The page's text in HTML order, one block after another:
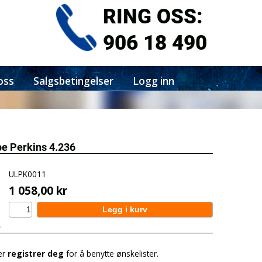
RING OSS:
906 18 490
Salgsbetingelser Logg inn
Perkins 4.236
ULPK0011
1 058,00 kr
registrer deg for å benytte ønskelister.